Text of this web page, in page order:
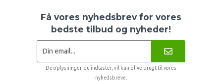
Få vores nyhedsbrev for vores
bedste tilbud og nyheder!
De oplysninger, du indtaster, vil kun blive brugt til vores
nyhedsbreve.